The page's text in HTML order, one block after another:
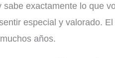
exactamente lo que
especial y valorado. El
años.